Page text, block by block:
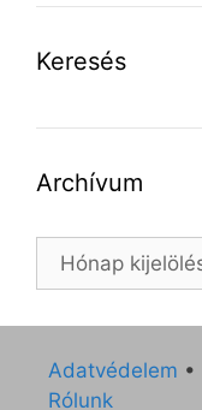
Keresés
Archívum
Archívum
Adatvédelem •
Rólunk